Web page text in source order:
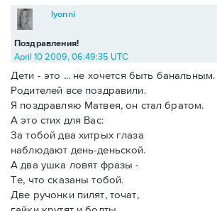
Поздравления!
lyonni
April 10 2009, 06:49:35 UTC
Дети - это ... не хочется быть банальным.
Родителей все поздравили.
Я поздравляю Матвея, он стал братом.
А это стих для Вас:
За тобой два хитрых глаза
наблюдают день-деньской.
А два ушка ловят фразы -
Те, что сказаны тобой.
Две ручонки пилят, точат,